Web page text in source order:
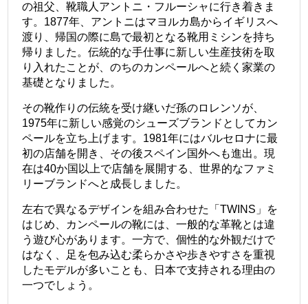
の祖父、靴職人アントニ・フルーシャに行き着きま
す。1877年、アントニはマヨルカ島からイギリスへ
渡り、帰国の際に島で最初となる靴用ミシンを持ち
帰りました。伝統的な手仕事に新しい生産技術を取
り入れたことが、のちのカンペールへと続く家業の
基礎となりました。
その靴作りの伝統を受け継いだ孫のロレンソが、
1975年に新しい感覚のシューズブランドとしてカン
ペールを立ち上げます。1981年にはバルセロナに最
初の店舗を開き、その後スペイン国外へも進出。現
在は40か国以上で店舗を展開する、世界的なファミ
リーブランドへと成長しました。
左右で異なるデザインを組み合わせた「TWINS」を
はじめ、カンペールの靴には、一般的な革靴とは違
う遊び心があります。一方で、個性的な外観だけで
はなく、足を包み込む柔らかさや歩きやすさを重視
したモデルが多いことも、日本で支持される理由の
一つでしょう。